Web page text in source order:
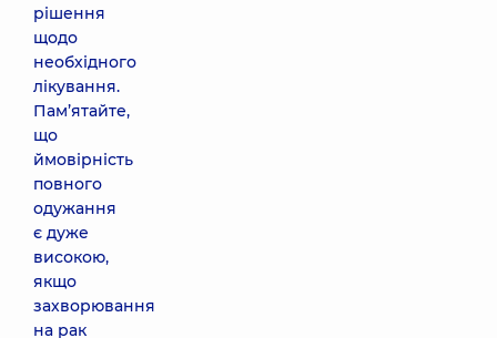
рішення
щодо
необхідного
лікування.
Пам’ятайте,
що
ймовірність
повного
одужання
є дуже
високою,
якщо
захворювання
на рак